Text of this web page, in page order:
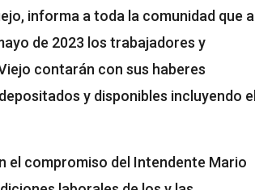
informa a toda la comunidad que a
de 2023 los trabajadores y
contarán con sus haberes
y disponibles incluyendo el
el compromiso del Intendente Mario